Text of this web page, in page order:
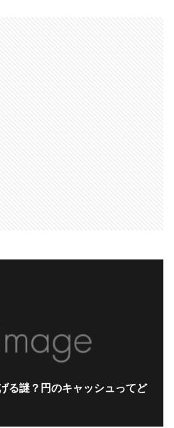
る謎？円のキャッシュってど